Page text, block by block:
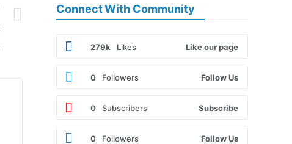
Connect With Community
279k Likes Like our page
0 Followers Follow Us
0 Subscribers Subscribe
0 Followers Follow Us